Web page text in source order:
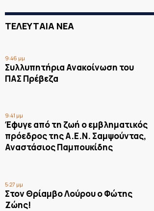
ΤΕΛΕΥΤΑΙΑ ΝΕΑ
9:46 μμ
Συλλυπητήρια Ανακοίνωση του
ΠΑΣ Πρέβεζα
9:41 μμ
Έφυγε από τη ζωή ο εμβληματικός
πρόεδρος της Α.Ε.Ν. Σαμψούντας,
Αναστάσιος Παμπουκίδης
5:27 μμ
Στον Θρίαμβο Λούρου ο Φώτης
Ζώης!